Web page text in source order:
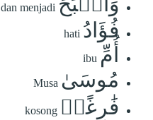
dan menjadi
فُؤَادُ hati
أُمِّ ibu
مُوسَىٰ Musa
فَٰرِغًاۖ kosong